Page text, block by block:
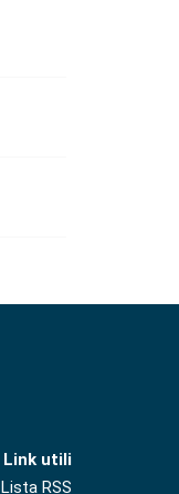
Link utili
Lista RSS